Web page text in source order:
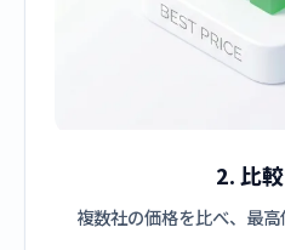
2. 比
複数社の価格を比べ、最高